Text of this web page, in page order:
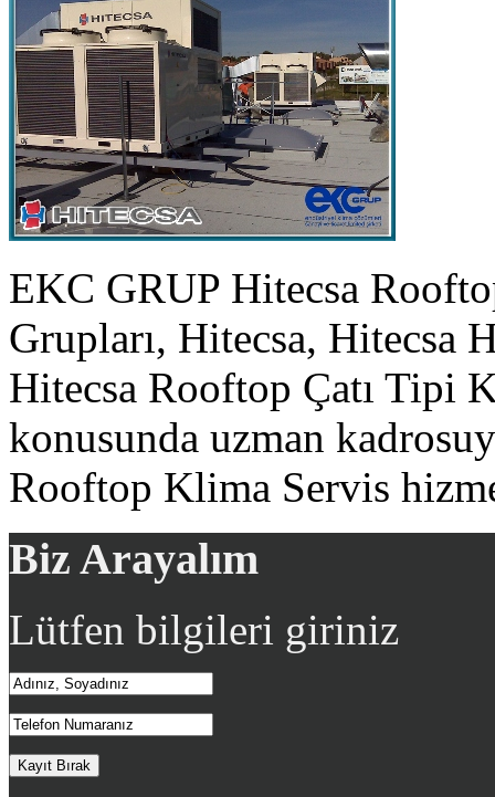
EKC GRUP Hitecsa
Grupları, Hitecsa, Hitecsa
Hitecsa Rooftop Çatı Tipi
konusunda uzman
Rooftop Klima Servis
Biz Arayalım
Lütfen bilgileri giriniz